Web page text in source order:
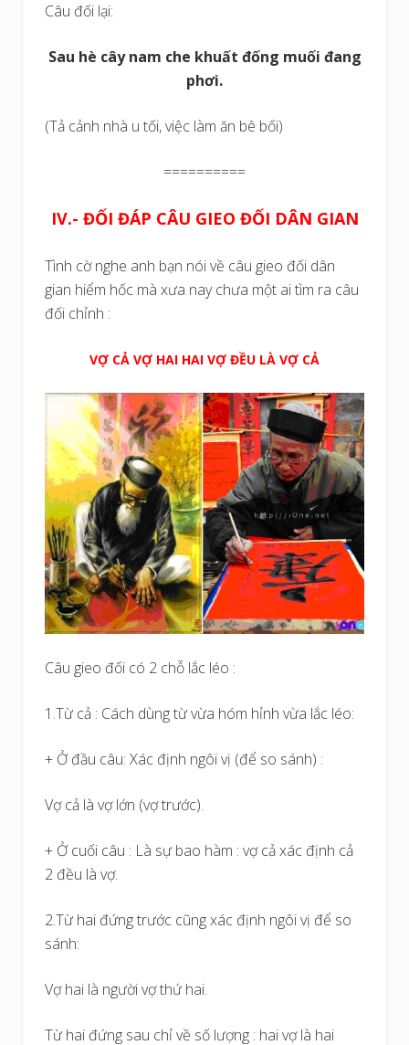
Câu đối lại:
Sau hè cây nam che khuất đống muối đang
phơi.
(Tả cảnh nhà u tối, việc làm ăn bê bối)
==========
IV.- ĐỐI ĐÁP CÂU GIEO ĐỐI DÂN GIAN
Tình cờ nghe anh bạn nói về câu gieo đối dân
gian hiểm hốc mà xưa nay chưa một ai tìm ra câu
đối chỉnh :
VỢ CẢ VỢ HAI HAI VỢ ĐỀU LÀ VỢ CẢ
Câu gieo đối có 2 chỗ lắc léo :
1.Từ cả : Cách dùng từ vừa hóm hỉnh vừa lắc léo:
+ Ở đầu câu: Xác định ngôi vị (để so sánh) :
Vợ cả là vợ lớn (vợ trước).
+ Ở cuối câu : Là sự bao hàm : vợ cả xác định cả
2 đều là vợ.
2.Từ hai đứng trước cũng xác định ngôi vị để so
sánh:
Vợ hai là người vợ thứ hai.
Từ hai đứng sau chỉ về số lượng : hai vợ là hai